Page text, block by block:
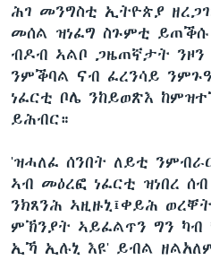
ሕገ መንግስቲ ኢትዮጵያ
መሰል ዝነፈግ ስጉምቲ
ብዶብ ኣልቦ ጋዜጠኛታት ንዞን
ንምቕባል ናብ ፈረንሳይ
ነፈርቲ ቦሌ ንከይወጽእ
ይሕብር።
'ዝሓለፈ ሰንበት ለይቲ
ኣብ መዕረፎ ነፈርቲ ዝነበረ
ንክጸንሕ ኣዚዙኒ፤ቀይሕ
ምኽንያት ኣይፈልጥን ግን ካብ
ኢኻ ኢሉኒ እዩ' ይብል